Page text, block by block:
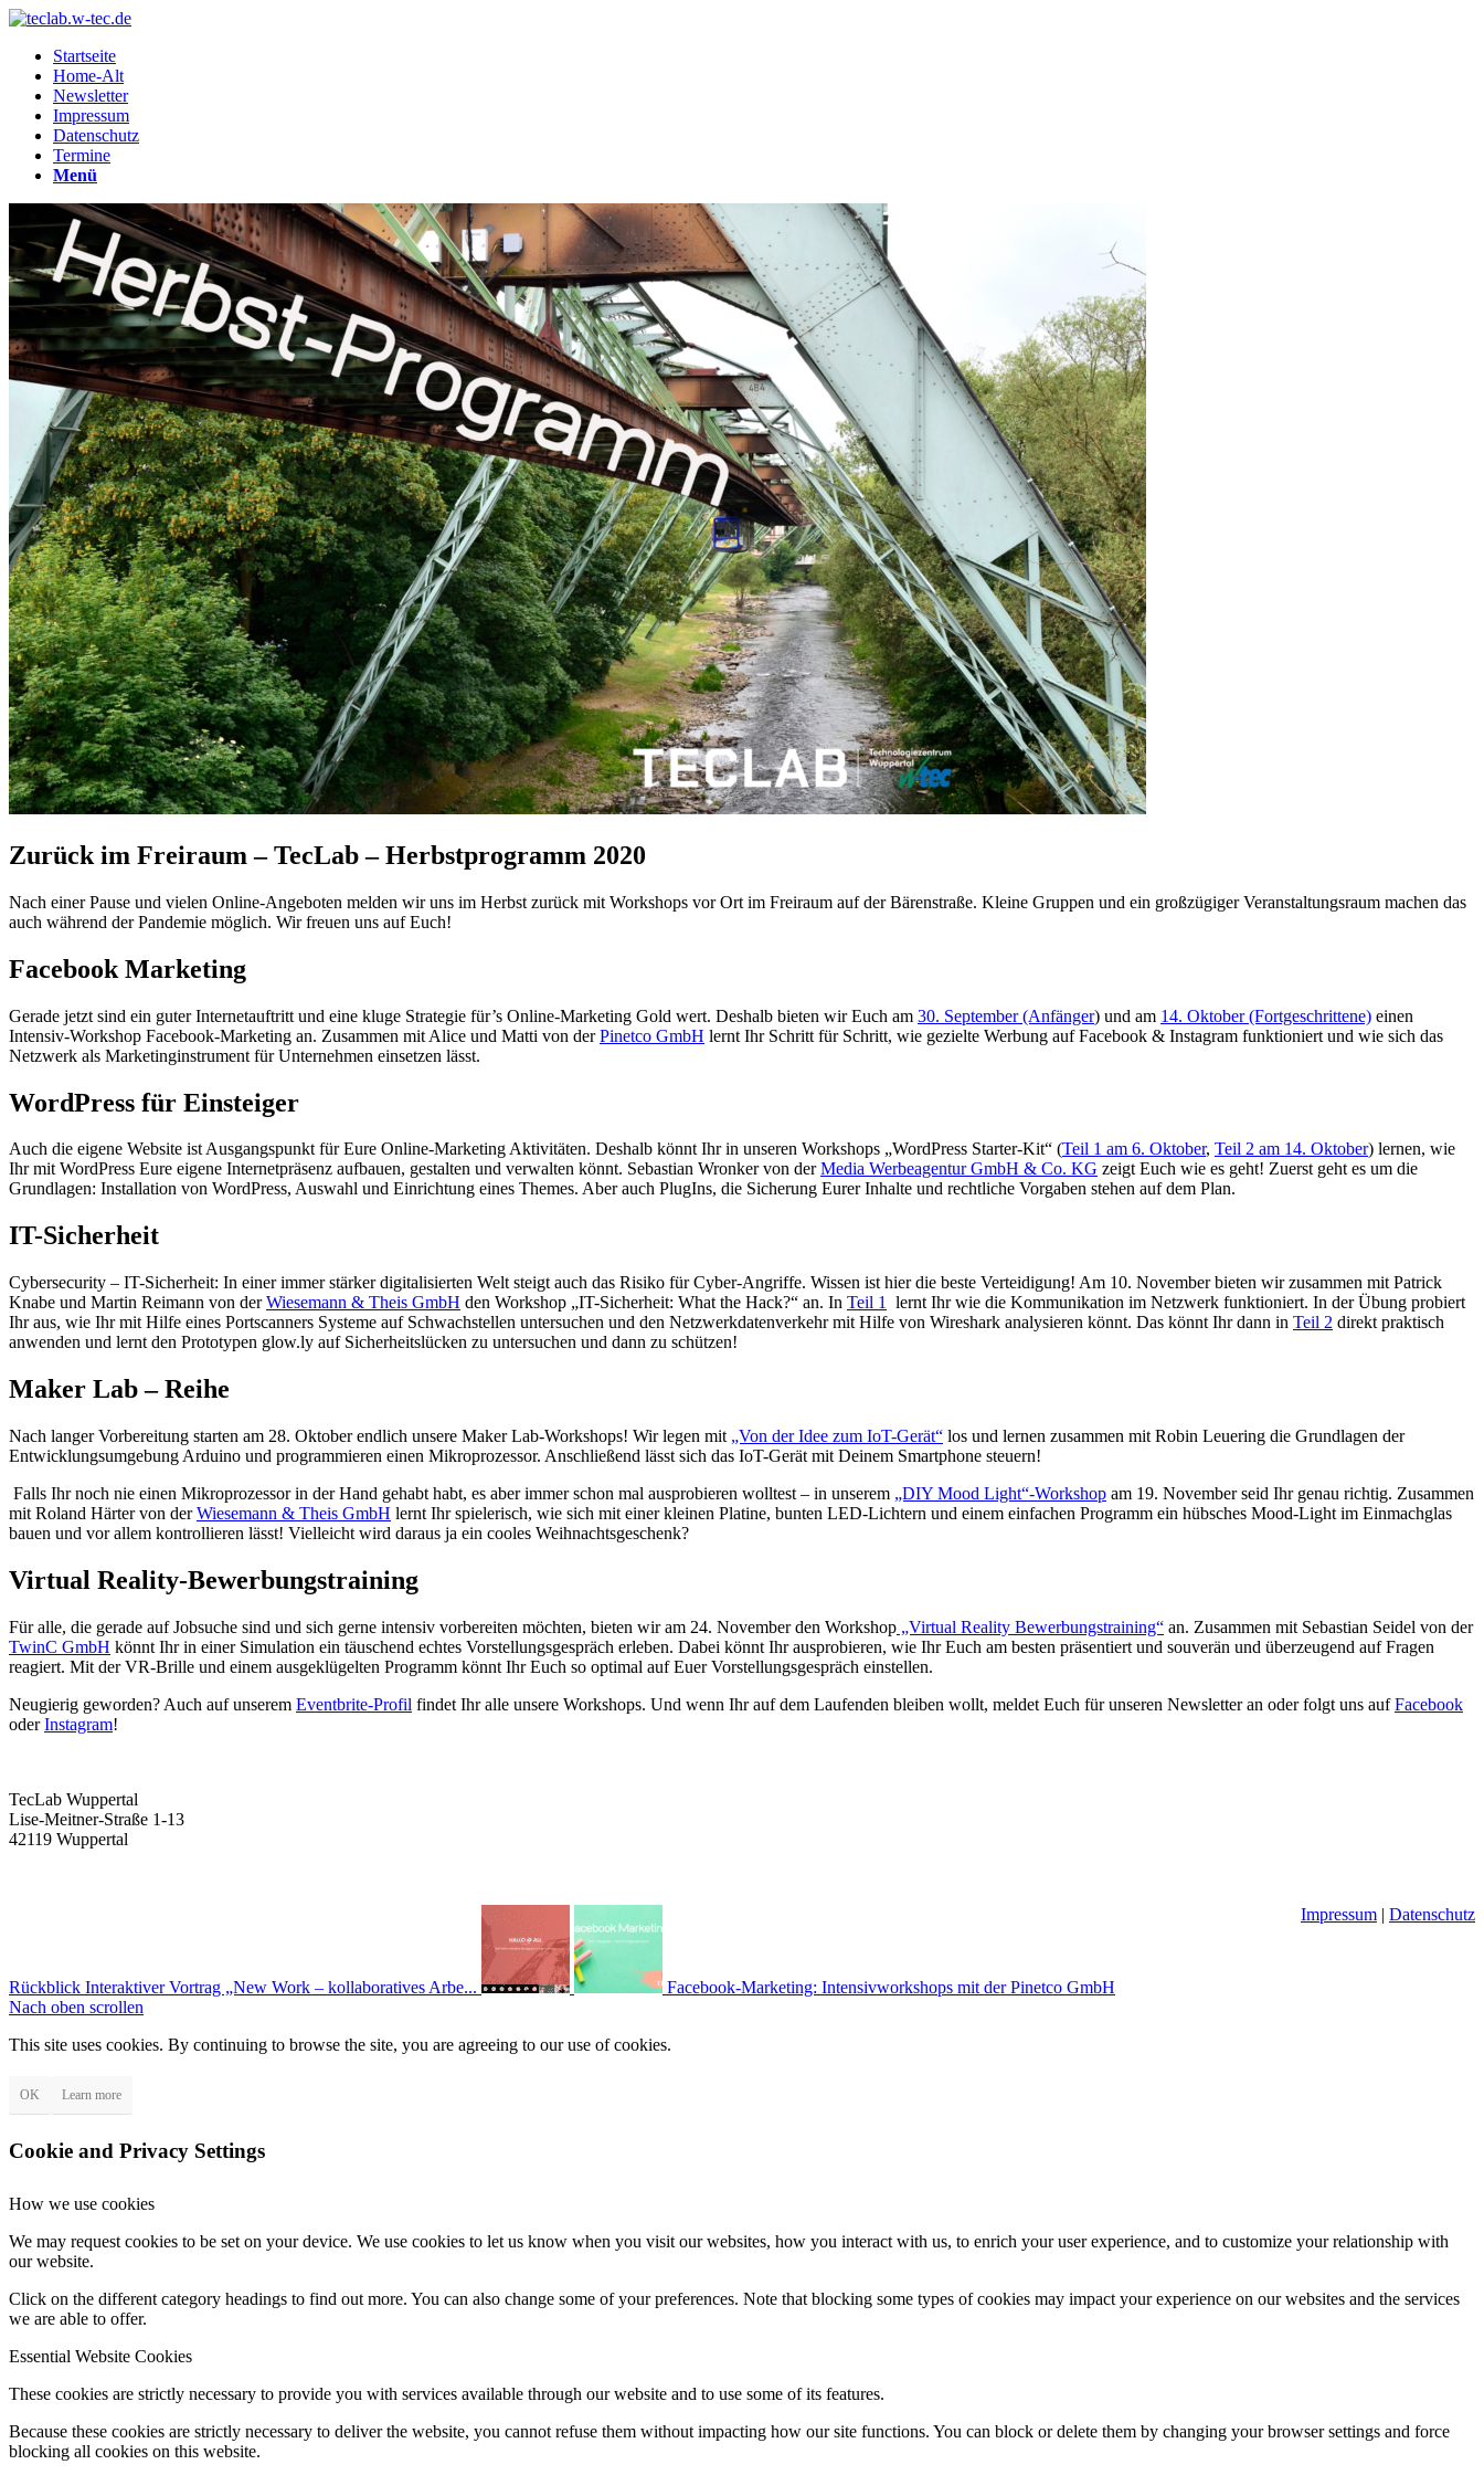
Startseite
Home-Alt
Newsletter
Impressum
Datenschutz
Termine
Menü
Zurück im Freiraum – TecLab – Herbstprogramm 2020
Nach einer Pause und vielen Online-Angeboten melden wir uns im Herbst zurück mit Workshops vor Ort im Freiraum auf der Bärenstraße. Kleine Gruppen und ein großzügiger Veranstaltungsraum machen das
auch während der Pandemie möglich. Wir freuen uns auf Euch!
Facebook Marketing
Gerade jetzt sind ein guter Internetauftritt und eine kluge Strategie für’s Online-Marketing Gold wert. Deshalb bieten wir Euch am 30. September (Anfänger) und am 14. Oktober (Fortgeschrittene) einen
Intensiv-Workshop Facebook-Marketing an. Zusammen mit Alice und Matti von derPinetco GmbH lernt Ihr Schritt für Schritt, wie gezielte Werbung auf Facebook & Instagram funktioniert und wie sich das
Netzwerk als Marketinginstrument für Unternehmen einsetzen lässt.
WordPress für Einsteiger
Auch die eigene Website ist Ausgangspunkt für Eure Online-Marketing Aktivitäten. Deshalb könnt Ihr in unseren Workshops „WordPress Starter-Kit“ (Teil 1 am 6. Oktober, Teil 2 am 14. Oktober) lernen, wie
Ihr mit WordPress Eure eigene Internetpräsenz aufbauen, gestalten und verwalten könnt. Sebastian Wronker von derMedia Werbeagentur GmbH & Co. KG zeigt Euch wie es geht! Zuerst geht es um die
Grundlagen: Installation von WordPress, Auswahl und Einrichtung eines Themes. Aber auch PlugIns, die Sicherung Eurer Inhalte und rechtliche Vorgaben stehen auf dem Plan.
IT-Sicherheit
Cybersecurity – IT-Sicherheit: In einer immer stärker digitalisierten Welt steigt auch das Risiko für Cyber-Angriffe. Wissen ist hier die beste Verteidigung! Am 10. November bieten wir zusammen mit Patrick
Knabe und Martin Reimann von derWiesemann & Theis GmbH den Workshop „IT-Sicherheit: What the Hack?“ an. In Teil 1
lernt Ihr wie die Kommunikation im Netzwerk funktioniert. In der Übung probiert
Ihr aus, wie Ihr mit Hilfe eines Portscanners Systeme auf Schwachstellen untersuchen und den Netzwerkdatenverkehr mit Hilfe von Wireshark analysieren könnt. Das könnt Ihr dann in Teil 2 direkt praktisch
anwenden und lernt den Prototypen glow.ly auf Sicherheitslücken zu untersuchen und dann zu schützen!
Maker Lab – Reihe
Nach langer Vorbereitung starten am 28. Oktober endlich unsere Maker Lab-Workshops! Wir legen mit „Von der Idee zum IoT-Gerät“ los und lernen zusammen mit Robin Leuering die Grundlagen der
Entwicklungsumgebung Arduino und programmieren einen Mikroprozessor. Anschließend lässt sich das IoT-Gerät mit Deinem Smartphone steuern!
Falls Ihr noch nie einen Mikroprozessor in der Hand gehabt habt, es aber immer schon mal ausprobieren wolltest – in unserem „DIY Mood Light“-Workshop am 19. November seid Ihr genau richtig. Zusammen
mit Roland Härter von derWiesemann & Theis GmbH lernt Ihr spielerisch, wie sich mit einer kleinen Platine, bunten LED-Lichtern und einem einfachen Programm ein hübsches Mood-Light im Einmachglas
bauen und vor allem kontrollieren lässt! Vielleicht wird daraus ja ein cooles Weihnachtsgeschenk?
Virtual Reality-Bewerbungstraining
Für alle, die gerade auf Jobsuche sind und sich gerne intensiv vorbereiten möchten, bieten wir am 24. November den Workshop „Virtual Reality Bewerbungstraining“ an. Zusammen mit Sebastian Seidel von der
TwinC GmbH könnt Ihr in einer Simulation ein täuschend echtes Vorstellungsgespräch erleben. Dabei könnt Ihr ausprobieren, wie Ihr Euch am besten präsentiert und souverän und überzeugend auf Fragen
reagiert. Mit der VR-Brille und einem ausgeklügelten Programm könnt Ihr Euch so optimal auf Euer Vorstellungsgespräch einstellen.
Neugierig geworden? Auch auf unserem Eventbrite-Profil findet Ihr alle unsere Workshops. Und wenn Ihr auf dem Laufenden bleiben wollt, meldet Euch für unseren Newsletter an oder folgt uns aufFacebook
oderInstagram!
TecLab Wuppertal
Lise-Meitner-Straße 1-13
42119 Wuppertal
Impressum | Datenschutz
Rückblick Interaktiver Vortrag „New Work – kollaboratives Arbe...
Facebook-Marketing: Intensivworkshops mit der Pinetco GmbH
Nach oben scrollen
This site uses cookies. By continuing to browse the site, you are agreeing to our use of cookies.
OK Learn more
Cookie and Privacy Settings
How we use cookies
We may request cookies to be set on your device. We use cookies to let us know when you visit our websites, how you interact with us, to enrich your user experience, and to customize your relationship with
our website.
Click on the different category headings to find out more. You can also change some of your preferences. Note that blocking some types of cookies may impact your experience on our websites and the services
we are able to offer.
Essential Website Cookies
These cookies are strictly necessary to provide you with services available through our website and to use some of its features.
Because these cookies are strictly necessary to deliver the website, you cannot refuse them without impacting how our site functions. You can block or delete them by changing your browser settings and force
blocking all cookies on this website.